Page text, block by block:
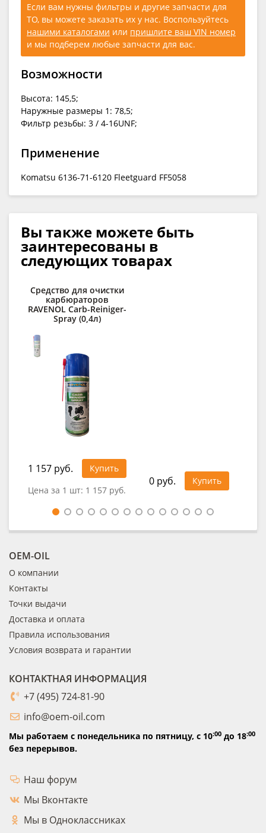
Если вам нужны фильтры и другие запчасти для
ТО, вы можете заказать их у нас. Воспользуйтесь
нашими каталогами или пришлите ваш VIN номер
и мы подберем любые запчасти для вас.
Возможности
Высота: 145,5;
Наружные размеры 1: 78,5;
Фильтр резьбы: 3 / 4-16UNF;
Применение
Komatsu 6136-71-6120 Fleetguard FF5058
Вы также можете быть
заинтересованы в
следующих товарах
Средство для очистки
карбюраторов
RAVENOL Carb-Reiniger-
Spray (0,4л)
1 157 руб.
Купить
Цена за 1 шт: 1 157 руб.
0 руб. Купить
OEM-OIL
О компании
Контакты
Точки выдачи
Доставка и оплата
Правила использования
Условия возврата и гарантии
КОНТАКТНАЯ ИНФОРМАЦИЯ
+7 (495) 724-81-90
info@oem-oil.com
Мы работаем с понедельника по пятницу, с 10:00 до 18:00
без перерывов.
Наш форум
Мы Вконтакте
Мы в Одноклассниках